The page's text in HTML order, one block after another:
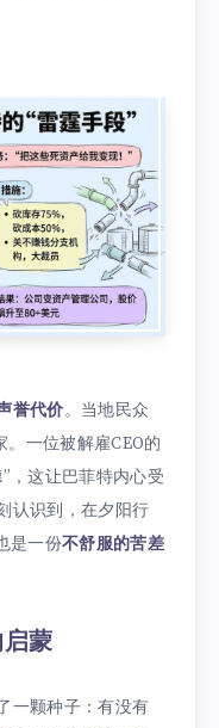
誉代价。当地民众
。一位被解雇CEO的
，这让巴菲特内心受
认识到，在夕阳行
是一份不舒服的苦差
启蒙
一颗种子：有没有